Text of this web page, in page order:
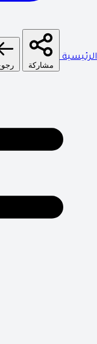
الرئيسية
مشاركة